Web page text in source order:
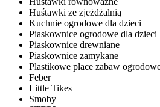
Huśtawki ze zjeżdżalnią
Kuchnie ogrodowe dla dzieci
Piaskownice ogrodowe dla dzieci
Piaskownice drewniane
Piaskownice zamykane
Plastikowe place zabaw
Feber
Little Tikes
Smoby